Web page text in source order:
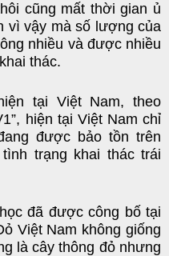
cũng mất thời gian ủ
vì vậy mà số lượng của
nhiều và được nhiều
thác.
tại Việt Nam, theo
hiện tại Việt Nam chỉ
được bảo tồn trên
trạng khai thác trái
đã được công bố tại
Việt Nam không giống
là cây thông đỏ nhưng